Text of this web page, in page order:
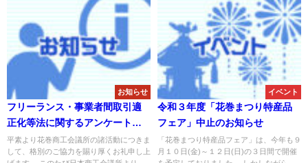
お知らせ
フリーランス・事業者間取引適
正化等法に関するアンケートに
ついて
平素より花巻商工会議所の諸活動につきま
して、格別のご協力を賜り厚くお礼申し上
イベント
令和３年度「花巻まつり特産品
フェア」中止のお知らせ
「花巻まつり特産品フェア」は、今年も９
月１０日(金)～１２日(日)の３日間で開催